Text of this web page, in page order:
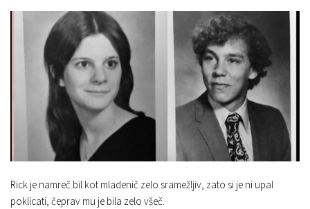
Rick je namreč bil kot mladenič zelo sramežljiv, zato si je ni upal
poklicati, čeprav mu je bila zelo všeč.